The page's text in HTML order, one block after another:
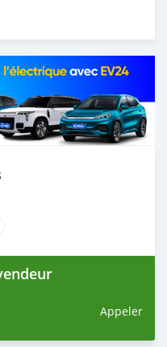
of a transaction and
for the customer to
inventory. We
can be assured that
here at a good
of our companies
FOB or CIF rates can
Appeler